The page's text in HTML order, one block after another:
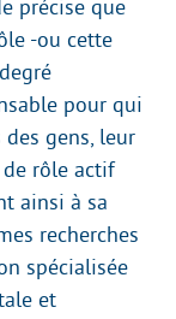
précise que
-ou cette
pour qui
gens, leur
de rôle actif
ainsi à sa
recherches
spécialisée
et